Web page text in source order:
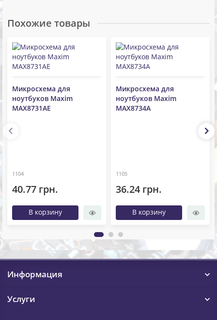
Похожие товары
Микросхема для
ноутбуков Maxim
MAX8731AE
1104
40.77 грн.
В корзину
Микросхема для
ноутбуков Maxim
MAX8734A
1105
36.24 грн.
В корзину
Информация
Услуги